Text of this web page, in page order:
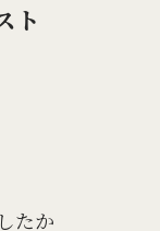
ト
たか